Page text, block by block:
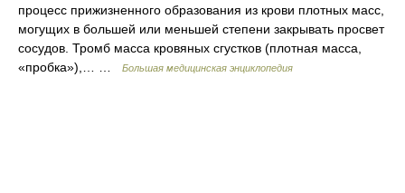
процесс прижизненного образования из крови плотных масс,
могущих в большей или меньшей степени закрывать просвет
сосудов. Тромб масса кровяных сгустков (плотная масса,
«пробка»),… …
Большая медицинская энциклопедия